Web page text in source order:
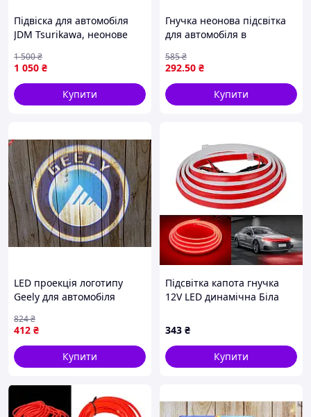
Підвіска для автомобіля
JDM Tsurikawa, неонове
автоаксесуари, цурікава
1 050 ₴
1 500₴
Купити
Гнучка неонова підсвітка
для автомобіля в
кольорі завдовжки 5
метрів із живленням від
USB
292.50 ₴
585₴
Купити
LED проекція логотипу
Geely для автомобіля
для освітлення і безпеки
412 ₴
824₴
Купити
Підсвітка капота гнучка
12V LED динамічна Біла
343 ₴
Купити